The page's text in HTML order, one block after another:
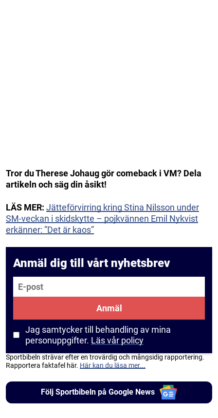
Tror du Therese Johaug gör comeback i VM? Dela
artikeln och säg din åsikt!
LÄS MER: Jätteförvirring kring Stina Nilsson under
SM-veckan i skidskytte – pojkvännen Emil Nykvist
erkänner: ”Det är kaos”
Anmäl dig till vårt nyhetsbrev
E-post
Anmäl
Jag samtycker till behandling av mina
personuppgifter. Läs vår policy
Sportbibeln strävar efter en trovärdig och mångsidig rapportering.
Rapportera faktafel här. Här kan du läsa mer...
Följ Sportbibeln på Google News